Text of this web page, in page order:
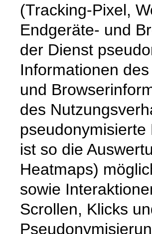
(Tracking-Pixel,
Endgeräte- und
der Dienst
Informationen
und
des
ist so die
Heatmaps)
sowie
Scrollen, Klicks